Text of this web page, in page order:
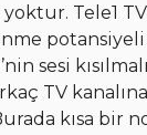
Tele1
potansiyeli
sesi
TV
kısa bir